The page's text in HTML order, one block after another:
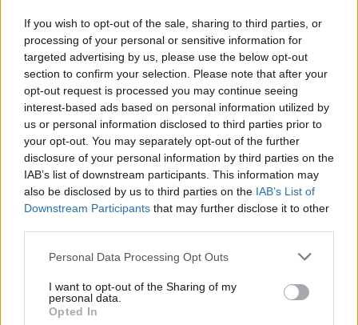
If you wish to opt-out of the sale, sharing to third parties, or
processing of your personal or sensitive information for
targeted advertising by us, please use the below opt-out
section to confirm your selection. Please note that after your
opt-out request is processed you may continue seeing
interest-based ads based on personal information utilized by
us or personal information disclosed to third parties prior to
your opt-out. You may separately opt-out of the further
disclosure of your personal information by third parties on the
IAB’s list of downstream participants. This information may
also be disclosed by us to third parties on the IAB’s List of
Downstream Participants that may further disclose it to other
Personal Data Processing Opt Outs
I want to opt-out of the Sharing of my
personal data.
Opted In
közösségi szolgálat érettségi